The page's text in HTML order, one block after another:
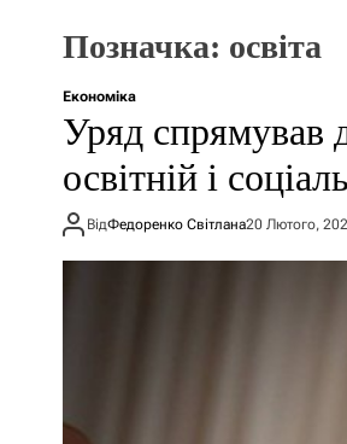
Позначка: освіта
Економіка
Уряд спрямував
освітній і
ВідФедоренко Світлана20 Лютого,